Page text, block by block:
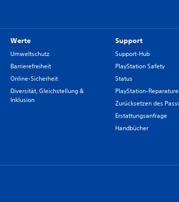
Werte
Umweltschutz
Barrierefreiheit
Online-Sicherheit
Diversität, Gleichstellung &
Inklusion
Support
Support-Hub
PlayStation Safety
Status
PlayStation-
Zurücksetzen des
Erstattungsanfrage
Handbücher